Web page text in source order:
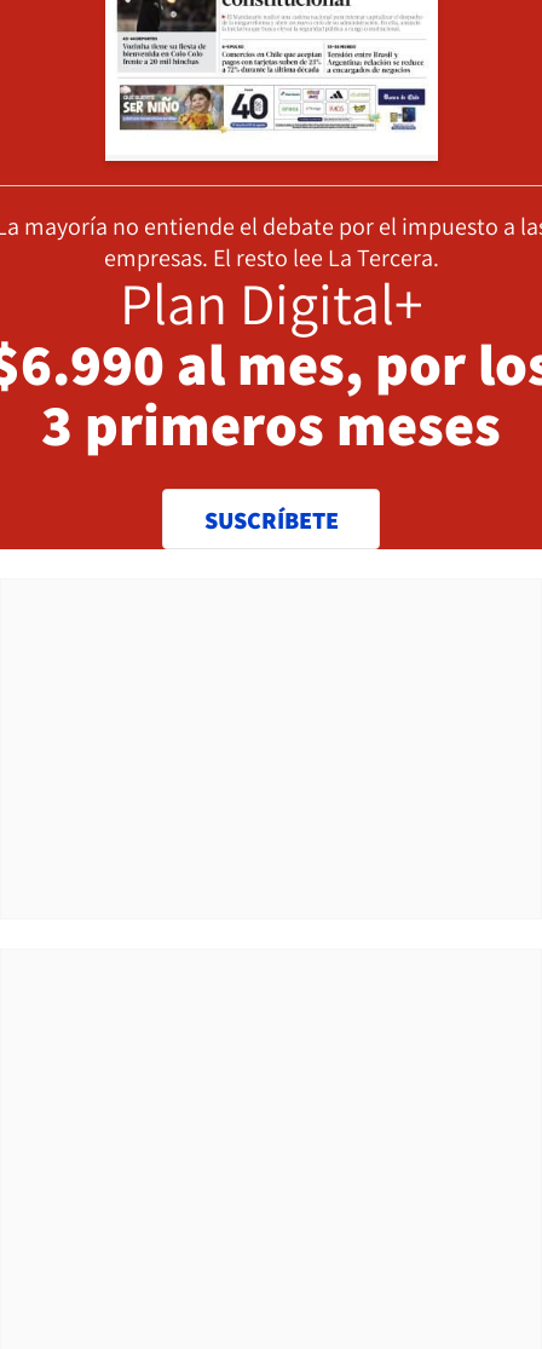
mayoría no entiende el debate por el impuesto a
empresas. El resto lee La Tercera.
Plan Digital+
al mes, por
3 primeros meses
SUSCRÍBETE